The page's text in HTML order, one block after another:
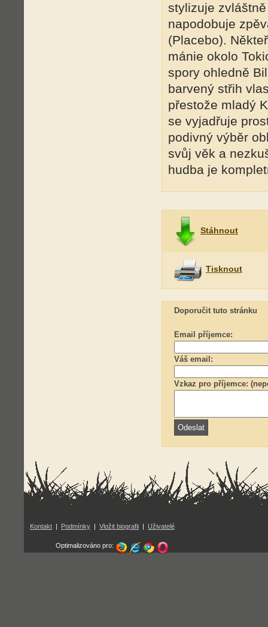
stylizuje
napodobuje
(Placebo).
mánie okolo
spory ohledně
barvený střih
přestože mladý
se vyjadřuje
podivný výběr
svůj věk a
hudba je
Stáhnout
Tisknout
Doporučit tuto stránku
Email příjemce:
Váš email:
Vzkaz pro příjemce:
Kontakt | Podmínky | Vložit biografii | Uživatelé
Optimalizováno pro: